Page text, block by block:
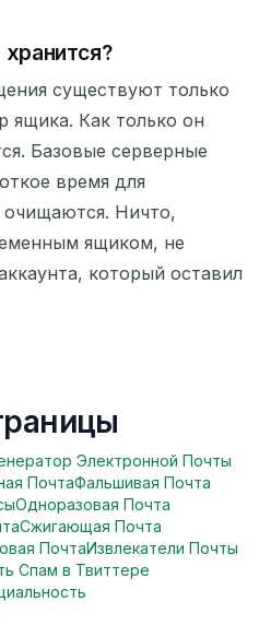
существуют только
ящика. Как только он
Базовые серверные
время для
очищаются. Ничто,
ящиком, не
который оставил
Электронной Почты
ПочтаФальшивая Почта
Одноразовая Почта
Сжигающая Почта
ПочтаИзвлекатели Почты
Спам в Твиттере